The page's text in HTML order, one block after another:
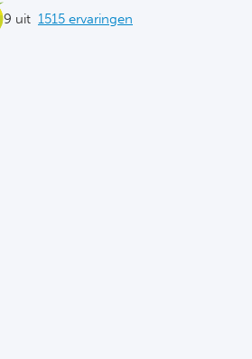
9 uit 1515 ervaringen